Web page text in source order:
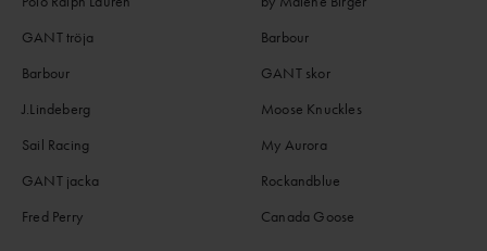
GANT tröja
Barbour
J.Lindeberg
Sail Racing
GANT jacka
Fred Perry
Barbour
GANT skor
Moose Knuckles
My Aurora
Rockandblue
Canada Goose